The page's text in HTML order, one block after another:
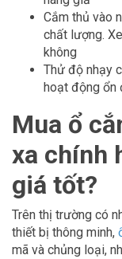
Cắm thủ vào
chất lượng.
không
Thử độ nhạy
hoạt động ổn
Mua ổ
xa chính
giá tốt?
Trên thị trường có
thiết bị thông minh,
mã và chủng loại,